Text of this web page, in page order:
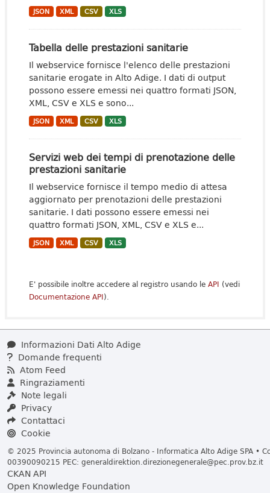
JSON XML CSV XLS
Tabella delle prestazioni sanitarie
Il webservice fornisce l'elenco delle prestazioni
sanitarie erogate in Alto Adige. I dati di output
possono essere emessi nei quattro formati JSON,
XML, CSV e XLS e sono...
JSON XML CSV XLS
Servizi web dei tempi di prenotazione delle
prestazioni sanitarie
Il webservice fornisce il tempo medio di attesa
aggiornato per prenotazioni delle prestazioni
sanitarie. I dati possono essere emessi nei
quattro formati JSON, XML, CSV e XLS e...
JSON XML CSV XLS
E' possibile inoltre accedere al registro usando le API (vedi
Documentazione API).
Informazioni Dati Alto Adige
Domande frequenti
Atom Feed
Ringraziamenti
Note legali
Privacy
Contattaci
Cookie
© 2025 Provincia autonoma di Bolzano - Informatica Alto Adige SPA •
00390090215 PEC: generaldirektion.direzionegenerale@pec.prov.bz.it
CKAN API
Open Knowledge Foundation